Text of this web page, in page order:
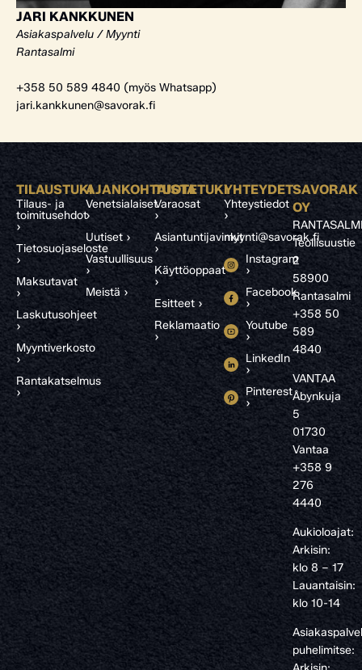
JARI KANKKUNEN
Asiakaspalvelu / Myynti
Rantasalmi
+358 50 589 4840 (myös Whatsapp)
jari.kankkunen@savorak.fi
TILAUSTUKI
Tilaus- ja
toimitusehdot
›
Tietosuojaseloste
›
Maksutavat
›
Laskutusohjeet
›
Myyntiverkosto
›
Rantakatselmus
›
AJANKOHTAISTA
Venetsialaiset
›
Uutiset ›
Vastuullisuus
›
Meistä ›
TUOTETUKI
Varaosat
›
Asiantuntijavinkit
›
Käyttöoppaat
›
Esitteet ›
Reklamaatio
›
YHTEYDET
Yhteystiedot
›
myynti@savorak.fi
Instagram
›
Facebook
›
Youtube
›
LinkedIn
›
Pinterest
›
SAVORAK
OY
Teollisuustie
2
58900
Rantasalmi
+358 50
589
4840
VANTAA
Åbynkuja
5
01730
Vantaa
+358 9
276
4440
Aukioloajat:
Arkisin:
klo 8 – 17
Lauantaisin:
klo 10-14
puhelimitse: